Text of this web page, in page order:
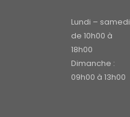
Lundi – samedi
de 10h00 à
18h00
Dimanche :
09h00 à 13h00